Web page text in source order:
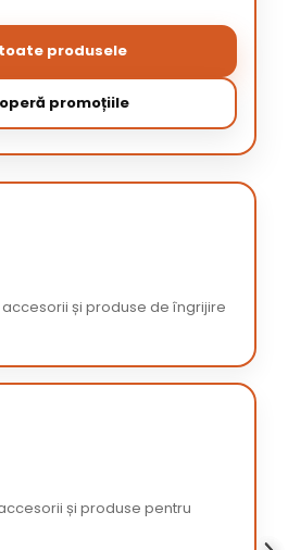
produsele
promoțiile
și produse de îngrijire
și produse pentru